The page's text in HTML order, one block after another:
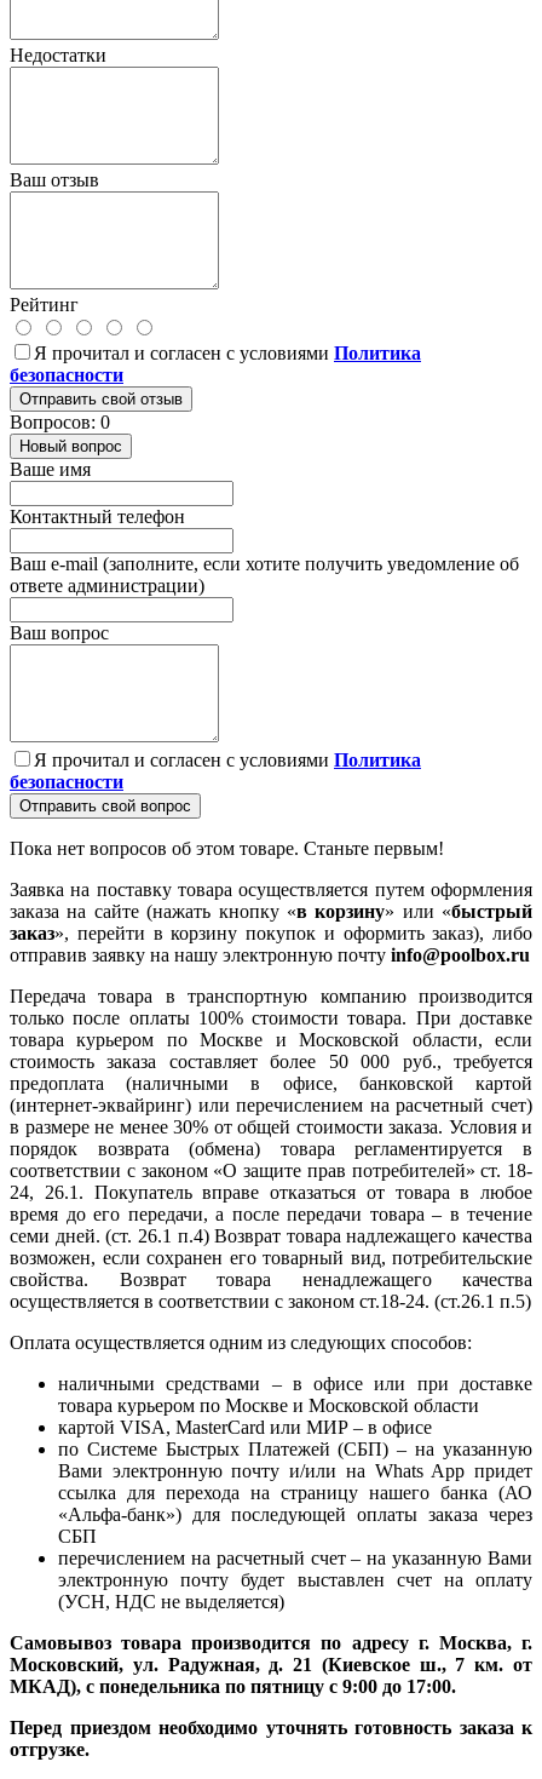
Недостатки
Ваш отзыв
Рейтинг
Я прочитал и согласен с условиями Политика
безопасности
Отправить свой отзыв
Вопросов: 0
Новый вопрос
Ваше имя
Контактный телефон
Ваш e-mail (заполните, если хотите получить уведомление об
ответе администрации)
Ваш вопрос
Я прочитал и согласен с условиями Политика
безопасности
Отправить свой вопрос
Пока нет вопросов об этом товаре. Станьте первым!
Заявка на поставку товара осуществляется путем оформления
заказа на сайте (нажать кнопку «в корзину» или «быстрый
заказ», перейти в корзину покупок и оформить заказ), либо
отправив заявку на нашу электронную почту info@poolbox.ru
Передача товара в транспортную компанию производится
только после оплаты 100% стоимости товара. При доставке
товара курьером по Москве и Московской области, если
стоимость заказа составляет более 50 000 руб., требуется
предоплата (наличными в офисе, банковской картой
(интернет-эквайринг) или перечислением на расчетный счет)
в размере не менее 30% от общей стоимости заказа. Условия и
порядок возврата (обмена) товара регламентируется в
соответствии с законом «О защите прав потребителей» ст. 18-
24, 26.1. Покупатель вправе отказаться от товара в любое
время до его передачи, а после передачи товара – в течение
семи дней. (ст. 26.1 п.4) Возврат товара надлежащего качества
возможен, если сохранен его товарный вид, потребительские
свойства. Возврат товара ненадлежащего качества
осуществляется в соответствии с законом ст.18-24. (ст.26.1 п.5)
Оплата осуществляется одним из следующих способов:
наличными средствами – в офисе или при доставке
товара курьером по Москве и Московской области
картой VISA, MasterCard или МИР – в офисе
по Системе Быстрых Платежей (СБП) – на указанную
Вами электронную почту и/или на Whats App придет
ссылка для перехода на страницу нашего банка (АО
«Альфа-банк») для последующей оплаты заказа через
СБП
перечислением на расчетный счет – на указанную Вами
электронную почту будет выставлен счет на оплату
(УСН, НДС не выделяется)
Самовывоз товара производится по адресу г. Москва, г.
Московский, ул. Радужная, д. 21 (Киевское ш., 7 км. от
МКАД), с понедельника по пятницу с 9:00 до 17:00.
Перед приездом необходимо уточнять готовность заказа к
отгрузке.